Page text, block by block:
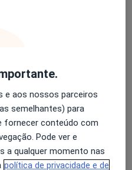
aqui para ajudar.
membro efetivo da
área de especialização
pela Faculdade de
da Universidade do
prática clínica junto de
em contexto clínico e
o seu bem-estar
alterações ao nível
Automutilação
e aos nossos parceiros
semelhantes) para
fornecer conteúdo com
Pode ver e
a qualquer momento nas
política de privacidade e de